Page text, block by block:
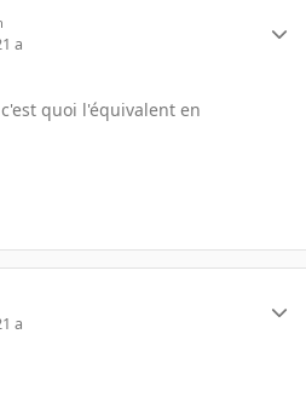
a
quoi l'équivalent en
a